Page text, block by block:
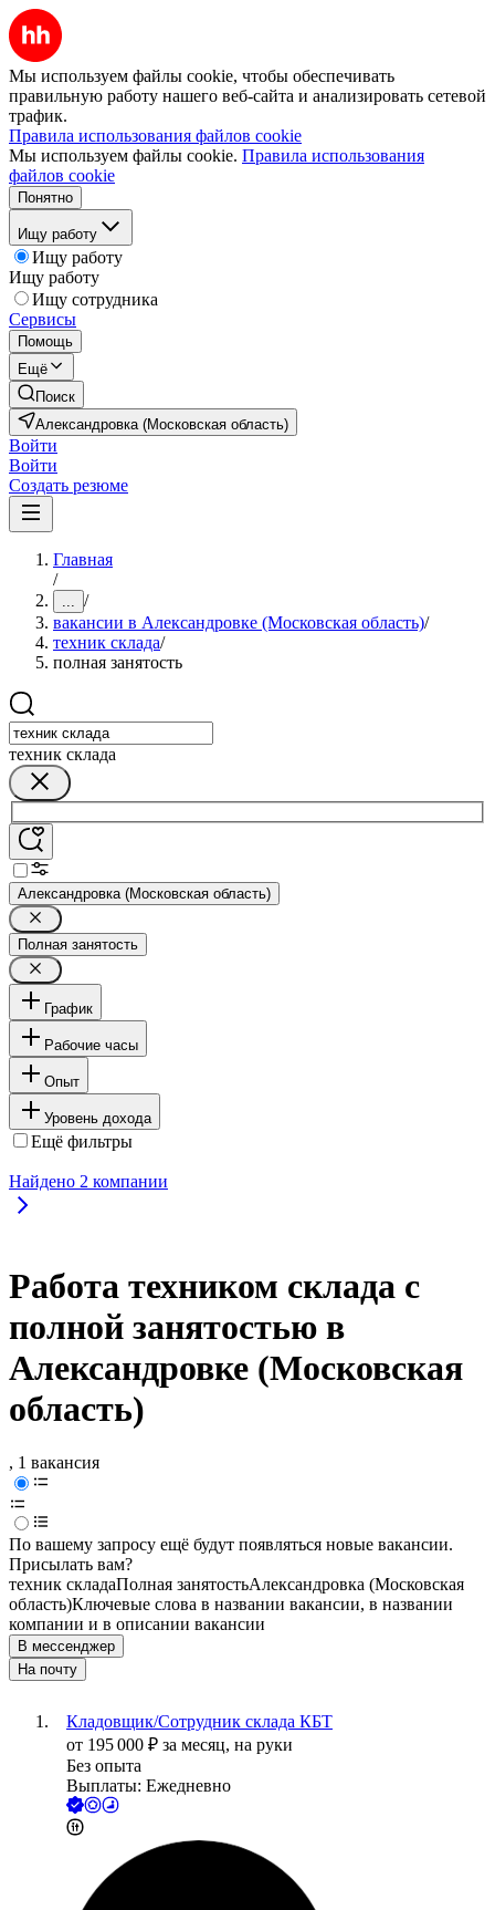
Мы используем файлы cookie, чтобы обеспечивать
правильную работу нашего веб-сайта и анализировать сетевой
трафик.
Правила использования файлов cookie
Мы используем файлы cookie. Правила использования
файлов cookie
Понятно
Ищу работу
Ищу работу
Ищу работу
Ищу сотрудника
Сервисы
Помощь
Ещё
Поиск
Александровка (Московская область)
Войти
Войти
Создать резюме
Главная
/
... /
вакансии в Александровке (Московская область)/
техник склада/
полная занятость
техник склада
Александровка (Московская область)
Полная занятость
График
Рабочие часы
Опыт
Уровень дохода
Ещё фильтры
Найдено 2 компании
Работа техником склада с
полной занятостью в
Александровке (Московская
область)
, 1 вакансия
По вашему запросу ещё будут появляться новые вакансии.
Присылать вам?
техник складаПолная занятостьАлександровка (Московская
область)Ключевые слова в названии вакансии, в названии
компании и в описании вакансии
В мессенджер
На почту
Кладовщик/Сотрудник склада КБТ
от 195 000 ₽ за месяц, на руки
Без опыта
Выплаты: Ежедневно